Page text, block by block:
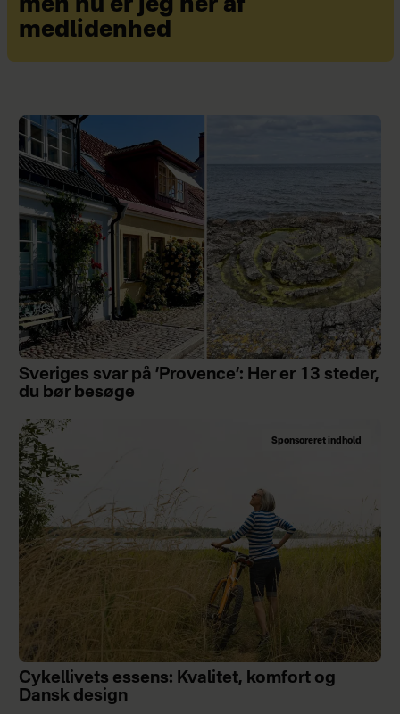
men nu er jeg her af
medlidenhed
Sveriges svar på ’Provence’: Her er 13 steder,
du bør besøge
Sponsoreret indhold
Cykellivets essens: Kvalitet, komfort og
Dansk design